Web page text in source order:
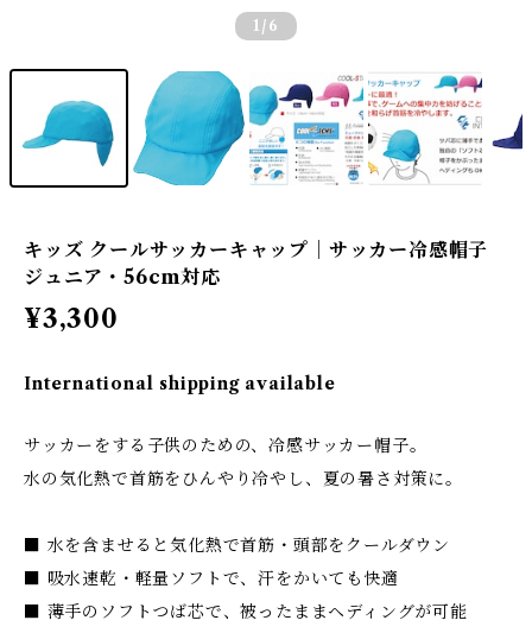
1 /6
キッズ クールサッカーキャップ｜サッカー冷感帽子
ジュニア・56cm対応
¥3,300
International shipping available
サッカーをする子供のための、冷感サッカー帽子。
水の気化熱で首筋をひんやり冷やし、夏の暑さ対策に。
■ 水を含ませると気化熱で首筋・頭部をクールダウン
■ 吸水速乾・軽量ソフトで、汗をかいても快適
■ 薄手のソフトつば芯で、被ったままヘディングが可能